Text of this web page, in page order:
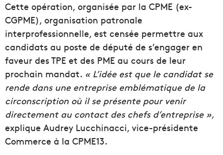
Cette opération, organisée par la CPME (ex-
CGPME), organisation patronale
interprofessionnelle, est censée permettre aux
candidats au poste de député de s’engager en
faveur des TPE et des PME au cours de leur
prochain mandat. « L’idée est que le candidat se
rende dans une entreprise emblématique de la
circonscription où il se présente pour venir
directement au contact des chefs d’entreprise »,
explique Audrey Lucchinacci, vice-présidente
Commerce à la CPME13.